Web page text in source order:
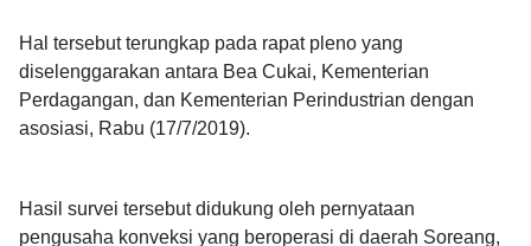
Hal tersebut terungkap pada rapat pleno yang
diselenggarakan antara Bea Cukai, Kementerian
Perdagangan, dan Kementerian Perindustrian dengan
asosiasi, Rabu (17/7/2019).
Hasil survei tersebut didukung oleh pernyataan
pengusaha konveksi yang beroperasi di daerah Soreang,